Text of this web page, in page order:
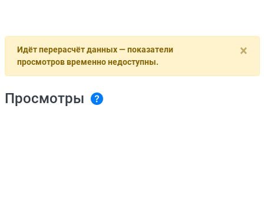
×
Идёт перерасчёт данных — показатели
просмотров временно недоступны.
Просмотры